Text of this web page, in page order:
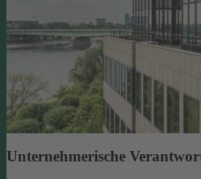
Unternehmerische